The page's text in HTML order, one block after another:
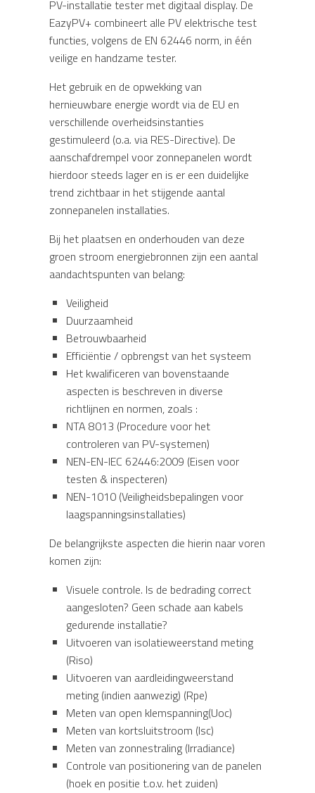
PV-installatie tester met digitaal display. De
EazyPV+ combineert alle PV elektrische test
functies, volgens de EN 62446 norm, in één
veilige en handzame tester.
Het gebruik en de opwekking van
hernieuwbare energie wordt via de EU en
verschillende overheidsinstanties
gestimuleerd (o.a. via RES-Directive). De
aanschafdrempel voor zonnepanelen wordt
hierdoor steeds lager en is er een duidelijke
trend zichtbaar in het stijgende aantal
zonnepanelen installaties.
Bij het plaatsen en onderhouden van deze
groen stroom energiebronnen zijn een aantal
aandachtspunten van belang:
Veiligheid
Duurzaamheid
Betrouwbaarheid
Efficiëntie / opbrengst van het systeem
Het kwalificeren van bovenstaande
aspecten is beschreven in diverse
richtlijnen en normen, zoals :
NTA 8013 (Procedure voor het
controleren van PV-systemen)
NEN-EN-IEC 62446:2009 (Eisen voor
testen & inspecteren)
NEN-1010 (Veiligheidsbepalingen voor
laagspanningsinstallaties)
De belangrijkste aspecten die hierin naar voren
komen zijn:
Visuele controle. Is de bedrading correct
aangesloten? Geen schade aan kabels
gedurende installatie?
Uitvoeren van isolatieweerstand meting
(Riso)
Uitvoeren van aardleidingweerstand
meting (indien aanwezig) (Rpe)
Meten van open klemspanning(Uoc)
Meten van kortsluitstroom (Isc)
Meten van zonnestraling (Irradiance)
Controle van positionering van de panelen
(hoek en positie t.o.v. het zuiden)